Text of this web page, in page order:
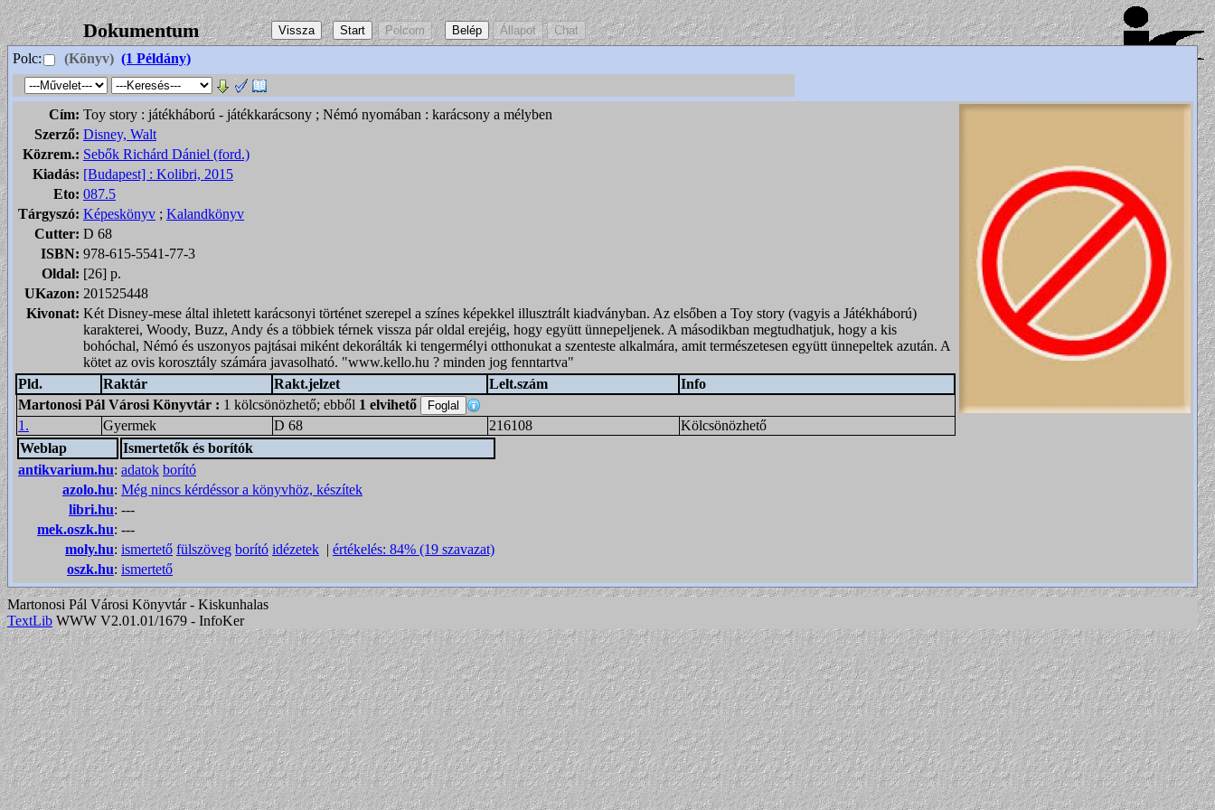
Dokumentum
Polc: (Könyv) (1 Példány)
Cím: Toy story : játékháború - játékkarácsony ; Némó nyomában : karácsony a mélyben
Szerző: Disney, Walt
Közrem.: Sebők Richárd Dániel (ford.)
Kiadás: [Budapest] : Kolibri, 2015
Eto: 087.5
Tárgyszó: Képeskönyv ; Kalandkönyv
Cutter: D 68
ISBN: 978-615-5541-77-3
Oldal: [26] p.
UKazon: 201525448
Kivonat: Két Disney-mese által ihletett karácsonyi történet szerepel a színes képekkel illusztrált kiadványban. Az elsőben a Toy story (vagyis a Játékháború)
karakterei, Woody, Buzz, Andy és a többiek térnek vissza pár oldal erejéig, hogy együtt ünnepeljenek. A másodikban megtudhatjuk, hogy a kis
bohóchal, Némó és uszonyos pajtásai miként dekorálták ki tengermélyi otthonukat a szenteste alkalmára, amit természetesen együtt ünnepeltek azután. A
kötet az ovis korosztály számára javasolható. "www.kello.hu ? minden jog fenntartva"
Pld.
Raktár Rakt.jelzet Lelt.szám
Info
Martonosi Pál Városi Könyvtár : 1 kölcsönözhető; ebből 1 elvihető
1.
Gyermek D 68 216108
Kölcsönözhető
Weblap
Ismertetők és borítók
antikvarium.hu: adatok borító
azolo.hu: Még nincs kérdéssor a könyvhöz, készítek
libri.hu: ---
mek.oszk.hu: ---
moly.hu: ismertető fülszöveg borító idézetek | értékelés: 84% (19 szavazat)
oszk.hu: ismertető
Martonosi Pál Városi Könyvtár - Kiskunhalas
TextLib WWW V2.01.01/1679 - InfoKer